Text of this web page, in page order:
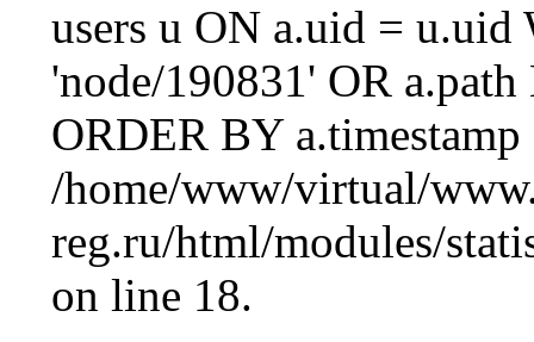
users u ON a.uid = u.uid
'node/190831' OR
ORDER BY
/home/www/virtual/
reg.ru/html/modules/
on line 18.